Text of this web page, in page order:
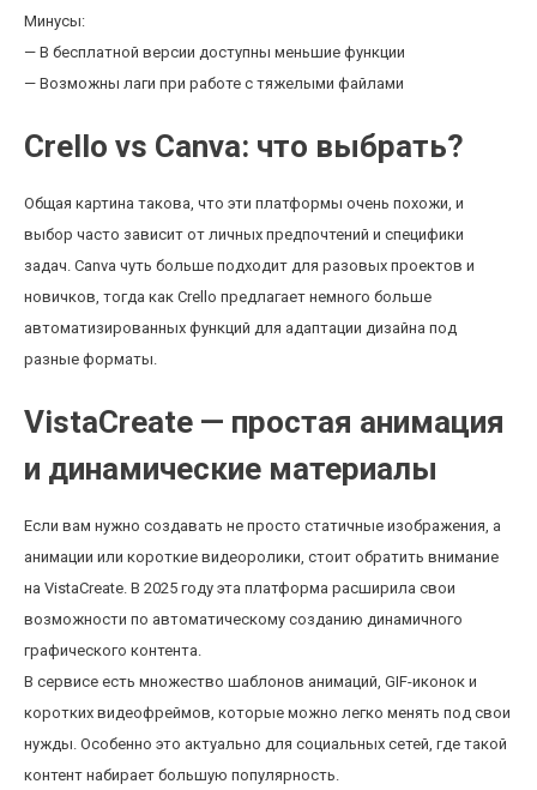
Минусы:
— В бесплатной версии доступны меньшие функции
— Возможны лаги при работе с тяжелыми файлами
Crello vs Canva: что выбрать?
Общая картина такова, что эти платформы очень похожи, и
выбор часто зависит от личных предпочтений и специфики
задач. Canva чуть больше подходит для разовых проектов и
новичков, тогда как Crello предлагает немного больше
автоматизированных функций для адаптации дизайна под
разные форматы.
VistaCreate — простая анимация
и динамические материалы
Если вам нужно создавать не просто статичные изображения, а
анимации или короткие видеоролики, стоит обратить внимание
на VistaCreate. В 2025 году эта платформа расширила свои
возможности по автоматическому созданию динамичного
графического контента.
В сервисе есть множество шаблонов анимаций, GIF-иконок и
коротких видеофреймов, которые можно легко менять под свои
нужды. Особенно это актуально для социальных сетей, где такой
контент набирает большую популярность.